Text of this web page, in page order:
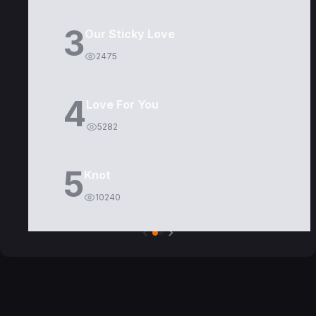
3Our Sticky Love
2475
4Love For You
5282
5Knot
10240